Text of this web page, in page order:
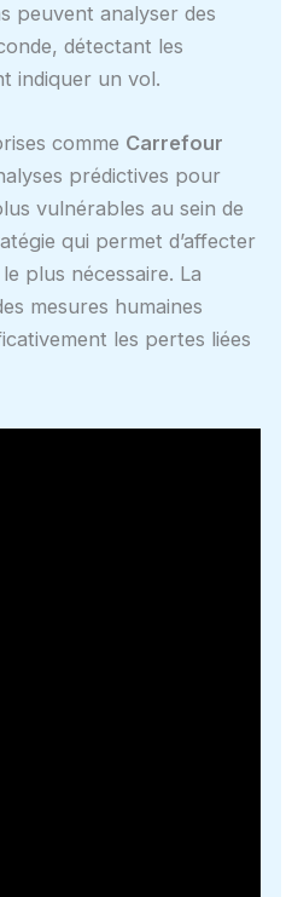
peuvent analyser des
détectant les
indiquer un vol.
comme Carrefour
prédictives pour
vulnérables au sein de
qui permet d’affecter
plus nécessaire. La
mesures humaines
les pertes liées